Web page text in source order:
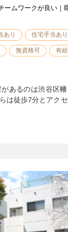
ームワークが良い｜
あり 住宅手当あり
無資格可 有
あるのは渋谷区
は徒歩7分とアクセ